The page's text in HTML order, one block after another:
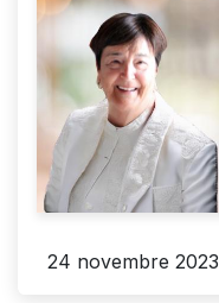
24 novembre 2023